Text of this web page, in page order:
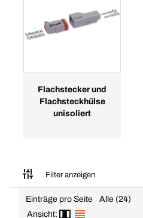
Flachstecker und
Flachsteckhülse
unisoliert
Filter anzeigen
Einträge pro Seite
Alle (24)
Ansicht: